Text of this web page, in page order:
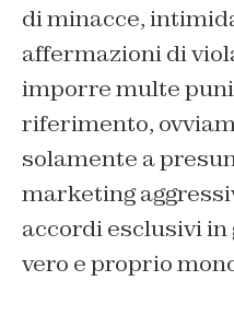
di minacce,
affermazioni di
imporre multe
riferimento,
solamente a
marketing
accordi esclusivi
vero e proprio